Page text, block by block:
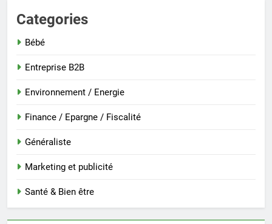
Categories
Bébé
Entreprise B2B
Environnement / Energie
Finance / Epargne / Fiscalité
Généraliste
Marketing et publicité
Santé & Bien être